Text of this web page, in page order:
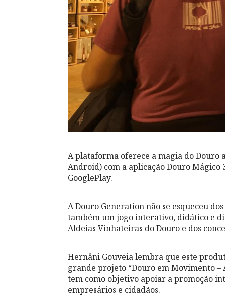
A plataforma oferece a magia do Douro
Android) com a aplicação Douro
GooglePlay.
A Douro Generation não se esqueceu
também um jogo interativo, didático e
Aldeias Vinhateiras do Douro e dos
Hernâni Gouveia lembra que este
grande projeto “Douro em Movimento –
tem como objetivo apoiar a promoção
empresários e cidadãos.